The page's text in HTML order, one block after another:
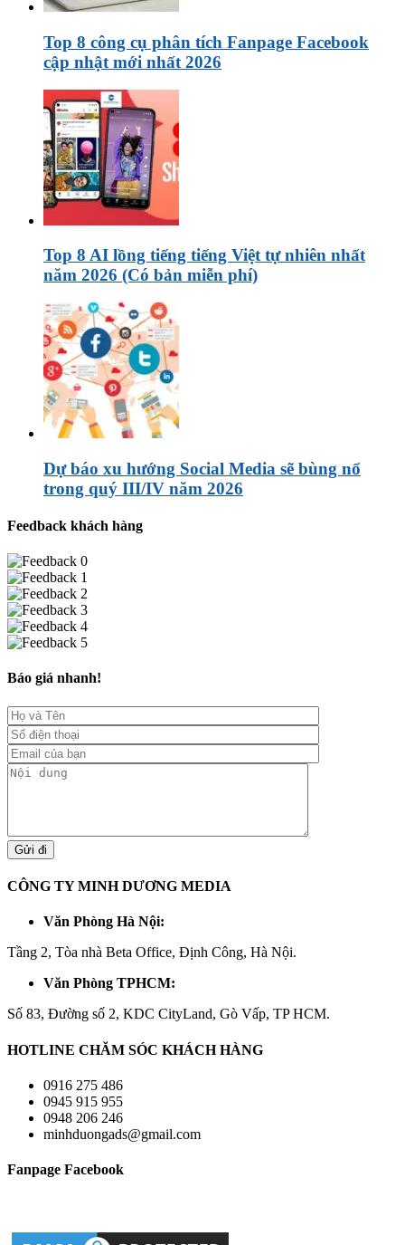
Top 8 công cụ phân tích Fanpage Facebook
cập nhật mới nhất 2026
Top 8 AI lồng tiếng tiếng Việt tự nhiên nhất
năm 2026 (Có bản miễn phí)
Dự báo xu hướng Social Media sẽ bùng nổ
trong quý III/IV năm 2026
Feedback khách hàng
Báo giá nhanh!
CÔNG TY MINH DƯƠNG MEDIA
Văn Phòng Hà Nội:
Tầng 2, Tòa nhà Beta Office, Định Công, Hà Nội.
Văn Phòng TPHCM:
Số 83, Đường số 2, KDC CityLand, Gò Vấp, TP HCM.
HOTLINE CHĂM SÓC KHÁCH HÀNG
0916 275 486
0945 915 955
0948 206 246
minhduongads@gmail.com
Fanpage Facebook